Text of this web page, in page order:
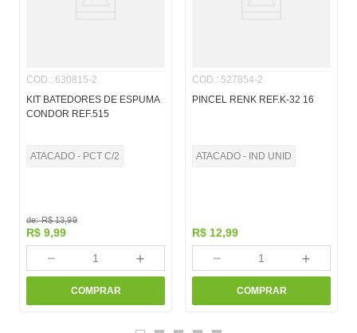
COD.: 630815-2
KIT BATEDORES DE ESPUMA
CONDOR REF.515
ATACADO - PCT C/2
de:R$ 13,99
R$ 9,99
＋
－
COMPRAR
COD.: 527854-2
PINCEL RENK REF.K-32 16
ATACADO - IND UNID
R$ 12,99
＋
－
COMPRAR